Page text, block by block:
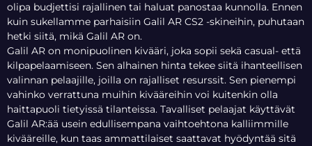
olipa budjettisi rajallinen tai haluat panostaa kunnolla. Ennen
kuin sukellamme parhaisiin Galil AR CS2 -skineihin, puhutaan
hetki siitä, mikä Galil AR on.
Galil AR on monipuolinen kivääri, joka sopii sekä casual- että
kilpapelaamiseen. Sen alhainen hinta tekee siitä ihanteellisen
valinnan pelaajille, joilla on rajalliset resurssit. Sen pienempi
vahinko verrattuna muihin kivääreihin voi kuitenkin olla
haittapuoli tietyissä tilanteissa. Tavalliset pelaajat käyttävät
Galil AR:ää usein edullisempana vaihtoehtona kalliimmille
kivääreille, kun taas ammattilaiset saattavat hyödyntää sitä